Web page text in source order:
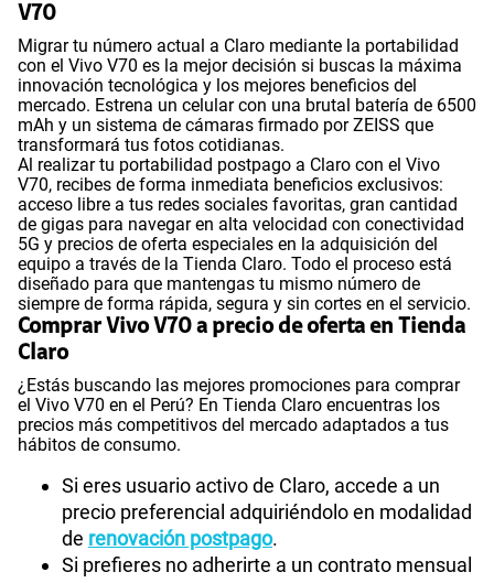
V70
Migrar tu número actual a Claro mediante la portabilidad
con el Vivo V70 es la mejor decisión si buscas la máxima
innovación tecnológica y los mejores beneficios del
mercado. Estrena un celular con una brutal batería de 6500
mAh y un sistema de cámaras firmado por ZEISS que
transformará tus fotos cotidianas.
Al realizar tu portabilidad postpago a Claro con el Vivo
V70, recibes de forma inmediata beneficios exclusivos:
acceso libre a tus redes sociales favoritas, gran cantidad
de gigas para navegar en alta velocidad con conectividad
5G y precios de oferta especiales en la adquisición del
equipo a través de la Tienda Claro. Todo el proceso está
diseñado para que mantengas tu mismo número de
siempre de forma rápida, segura y sin cortes en el servicio.
Comprar Vivo V70 a precio de oferta en Tienda
Claro
¿Estás buscando las mejores promociones para comprar
el Vivo V70 en el Perú? En Tienda Claro encuentras los
precios más competitivos del mercado adaptados a tus
hábitos de consumo.
Si eres usuario activo de Claro, accede a un
precio preferencial adquiriéndolo en modalidad
de renovación postpago.
Si prefieres no adherirte a un contrato mensual